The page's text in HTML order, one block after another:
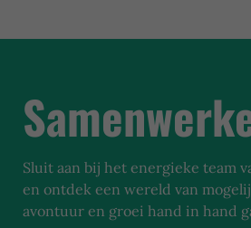
Sluit aan bij het energieke team
en ontdek een wereld van
avontuur en groei hand in hand